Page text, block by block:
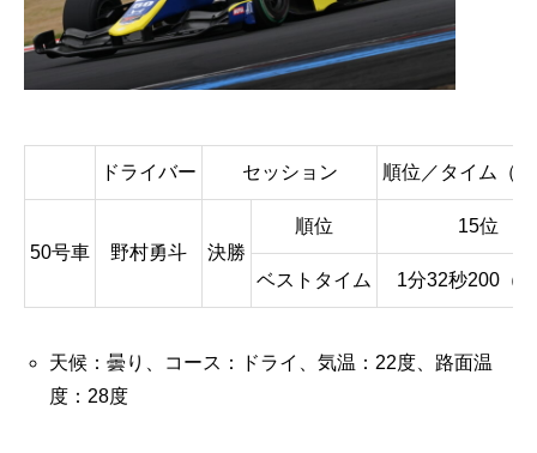
ドライバー セッション 順位／タイム（
50号車 野村勇斗 決勝
順位 15位
ベストタイム 1分32秒200（
天候：曇り、コース：ドライ、気温：22度、路面温
度：28度